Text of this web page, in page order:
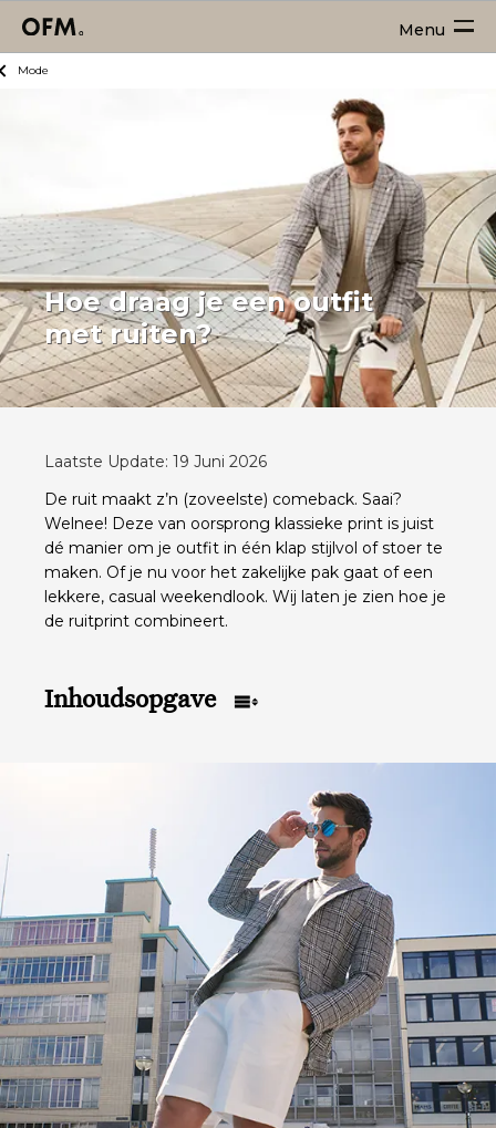
Menu
Mode
Hoe draag je een outfit
met ruiten?
Laatste Update: 19 Juni 2026
De ruit maakt z’n (zoveelste) comeback. Saai?
Welnee! Deze van oorsprong klassieke print is juist
dé manier om je outfit in één klap stijlvol of stoer te
maken. Of je nu voor het zakelijke pak gaat of een
lekkere, casual weekendlook. Wij laten je zien hoe je
de ruitprint combineert.
Inhoudsopgave